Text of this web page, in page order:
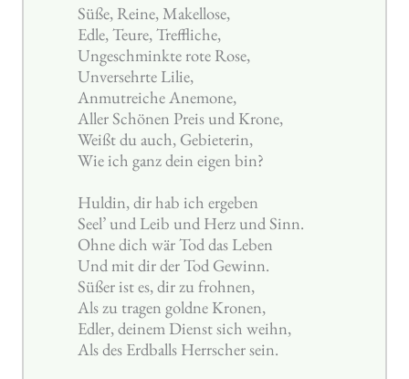
Süße, Reine, Makellose,
Edle, Teure, Treffliche,
Ungeschminkte rote Rose,
Unversehrte Lilie,
Anmutreiche Anemone,
Aller Schönen Preis und Krone,
Weißt du auch, Gebieterin,
Wie ich ganz dein eigen bin?
Huldin, dir hab ich ergeben
Seel’ und Leib und Herz und Sinn.
Ohne dich wär Tod das Leben
Und mit dir der Tod Gewinn.
Süßer ist es, dir zu frohnen,
Als zu tragen goldne Kronen,
Edler, deinem Dienst sich weihn,
Als des Erdballs Herrscher sein.